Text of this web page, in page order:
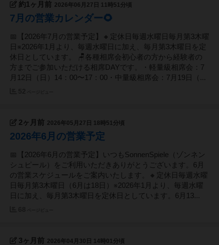
約1ヶ月前 2026年06月27日 11時51分頃
7月の営業カレンダー🌻
📅【2026年7月の営業予定】🔸定休日毎週水曜日毎月第3木曜
日※2026年1月より、毎週水曜日に加え、毎月第3木曜日を定
休日としています。 🪑各種相席会初心者の方から経験者の
方までご参加いただける相席DAYです。・軽量級相席会：7
月12日（日）14：00〜17：00・中量級相席会：7月19日（...
2ヶ月前 2026年05月27日 18時51分頃
2026年6月の営業予定
📅【2026年6月の営業予定】いつもSonnenSpiele（ゾンネン
シュピール）をご利用いただきありがとうございます。6月
の営業スケジュールをご案内いたします。🔸定休日毎週水曜
日毎月第3木曜日（6月は18日）※2026年1月より、毎週水曜
日に加え、毎月第3木曜日を定休日としています。6月13...
3ヶ月前 2026年04月30日 14時01分頃